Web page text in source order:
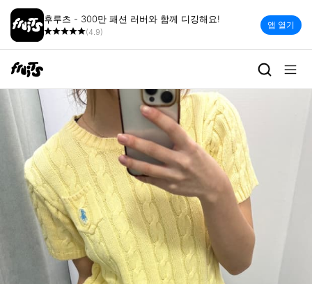
후루츠 - 300만 패션 러버와 함께 디깅해요!
(4.9)
앱 열기